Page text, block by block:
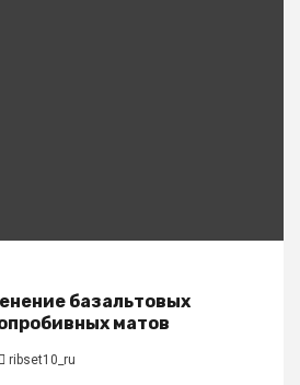
базальтовых
матов
ribset10_ru